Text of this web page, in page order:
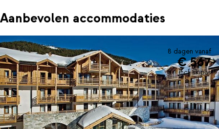
Aanbevolen accommodaties
8 dagen vanaf
€ 567
incl. skipas